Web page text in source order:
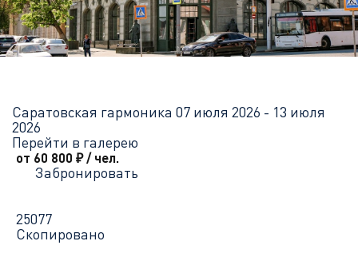
Саратовская гармоника 07 июля 2026 - 13 июля
2026
Перейти в галерею
от 60 800 ₽/ чел.
Забронировать
25077
Скопировано